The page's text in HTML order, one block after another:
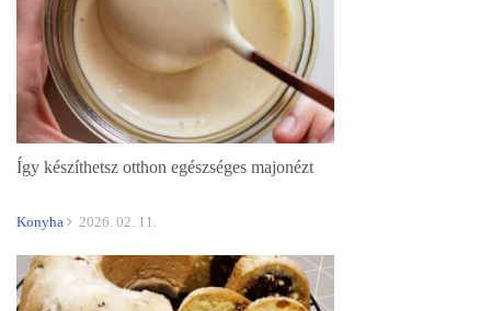
Így készíthetsz otthon egészséges majonézt
Konyha 2026. 02. 11.